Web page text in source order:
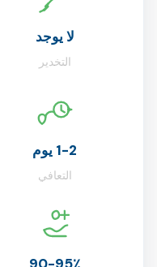
لا يوجد
التخدير
1-2 يوم
التعافي